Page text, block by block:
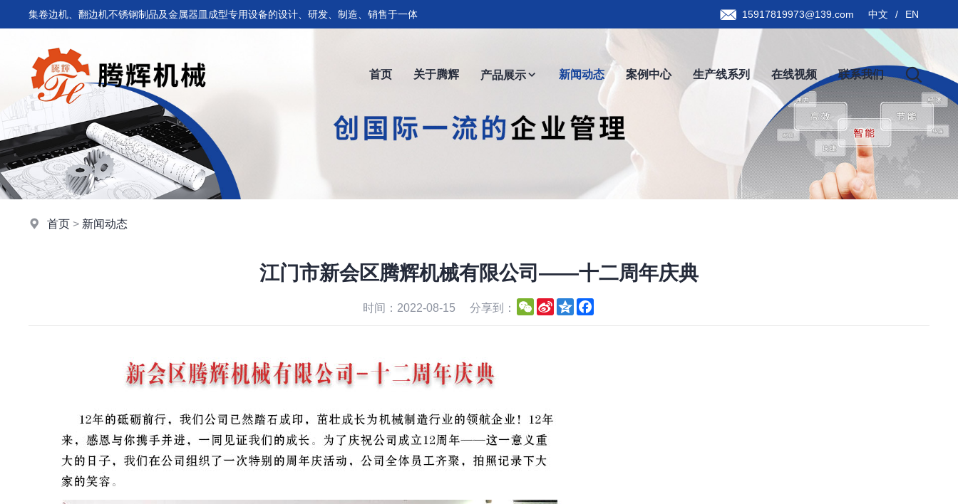
集卷边机、翻边机不锈钢制品及金属器皿成型专用设备的设计、研发、制造、销售于一体
首页 关于腾辉 产品展示 新闻动态 案例中心 生产线系列 在线视频 联系我们
15917819973@139.com 中文 / EN
首页 > 新闻动态
江门市新会区腾辉机械有限公司——十二周年庆典
时间：2022-08-15 分享到： WeChat
Sina
Weibo
QzoneFacebook